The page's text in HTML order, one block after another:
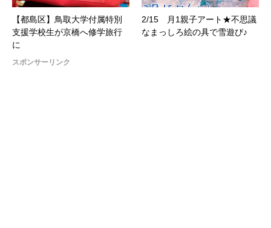
【都島区】鳥取大学付属特別
支援学校生が京橋へ修学旅行
に
2/15 月1親子アート★不思議
なまっしろ絵の具で雪遊び♪
スポンサーリンク